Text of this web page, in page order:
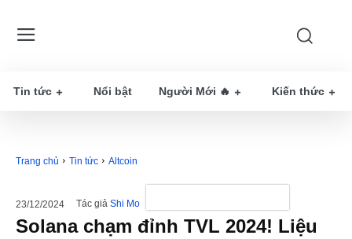
Tin tức Nổi bật Người Mới 🔥 Kiến thức
Trang chủ Tin tức Altcoin
23/12/2024 Tác giả Shi Mo
Solana chạm đỉnh TVL 2024! Liệu